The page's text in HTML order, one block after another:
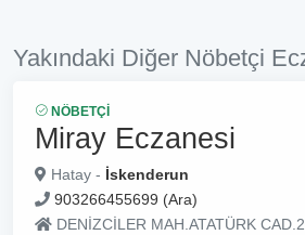
Yakındaki Diğer Nöbetçi
NÖBETÇI
Miray Eczanesi
Hatay - İskenderun
903266455699 (Ara)
DENİZCİLER MAH.ATATÜRK